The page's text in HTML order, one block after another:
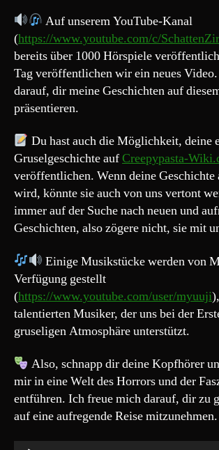
Auf unserem YouTube-Kanal
(https://www.youtube.com/c/
bereits über 1000 Hörspiele
Tag veröffentlichen wir ein neues
darauf, dir meine Geschichten auf
präsentieren.
Du hast auch die Möglichkeit, deine
Gruselgeschichte aufCreepypasta-
veröffentlichen. Wenn deine Geschichte
wird, könnte sie auch von uns vertont
immer auf der Suche nach neuen und
Geschichten, also zögere nicht, sie mit
Einige Musikstücke werden von
Verfügung gestellt
(https://www.youtube.com/user/myuuji
talentierten Musiker, der uns bei der
gruseligen Atmosphäre unterstützt.
Also, schnapp dir deine Kopfhörer
mir in eine Welt des Horrors und der
entführen. Ich freue mich darauf, dir zu
auf eine aufregende Reise mitzunehmen.